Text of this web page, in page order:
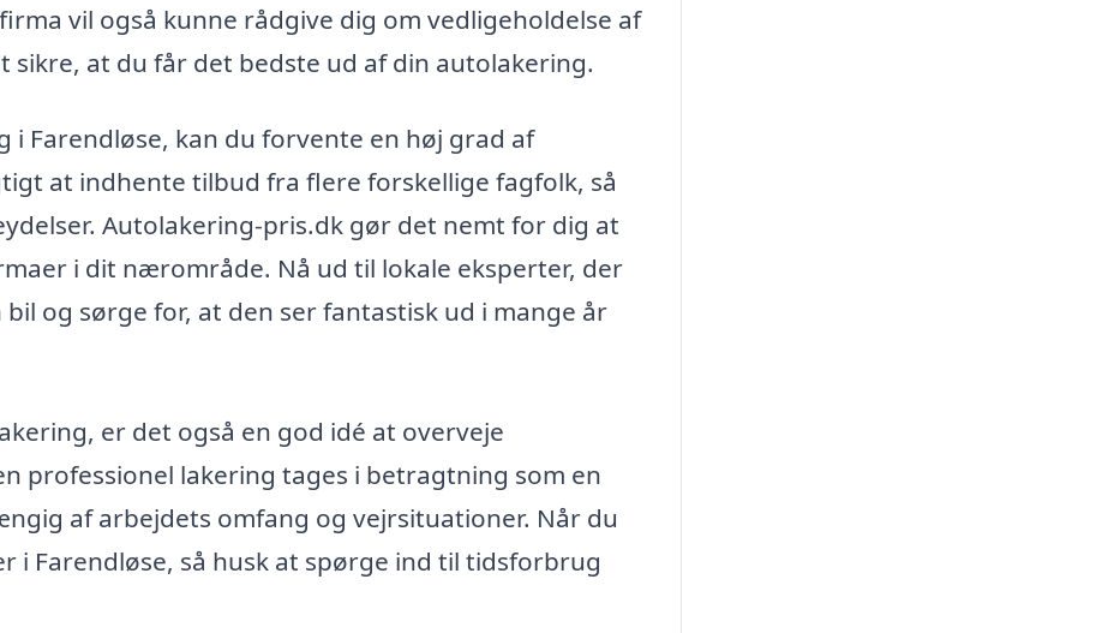
vil også kunne rådgive dig om vedligeholdelse af
at du får det bedste ud af din autolakering.
Farendløse, kan du forvente en høj grad af
at indhente tilbud fra flere forskellige fagfolk, så
Autolakering-pris.dk gør det nemt for dig at
i dit nærområde. Nå ud til lokale eksperter, der
og sørge for, at den ser fantastisk ud i mange år
er det også en god idé at overveje
professionel lakering tages i betragtning som en
af arbejdets omfang og vejrsituationer. Når du
i Farendløse, så husk at spørge ind til tidsforbrug